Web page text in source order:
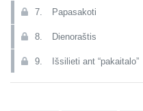
7. Papasakoti
8. Dienoraštis
9. Išsilieti ant “pakaitalo”
10. Išsirėkimas